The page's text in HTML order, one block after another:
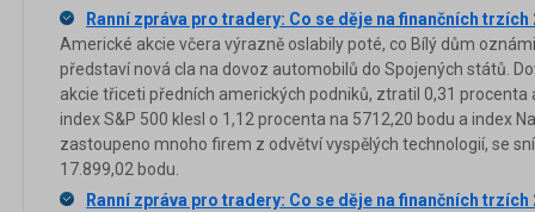
Ranní zpráva pro tradery: Co se děje na finančních trzích
Americké akcie včera výrazně oslabily poté, co Bílý dům
představí nová cla na dovoz automobilů do Spojených států.
akcie třiceti předních amerických podniků, ztratil 0,31 procenta
index S&P 500 klesl o 1,12 procenta na 5712,20 bodu a index
zastoupeno mnoho firem z odvětví vyspělých technologií, se
17.899,02 bodu.
Ranní zpráva pro tradery: Co se děje na finančních trzích